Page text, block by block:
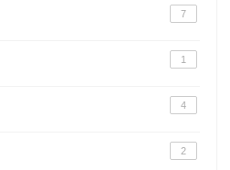
7
1
4
2